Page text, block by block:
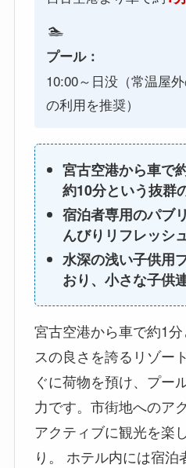
🏊
プール：
10:00～日没（常温屋
の利用を推奨）
宮古空港から車で
約10分という抜群
宿泊者専用のパブ
んびりリフレッシュ
水深の浅い子供用
おり、小さな子供
宮古空港から車で約1
スの良さを誇るリゾー
ぐに荷物を預け、プー
力です。市街地へのア
アクティブに観光を楽
り。 ホテル内には宿泊